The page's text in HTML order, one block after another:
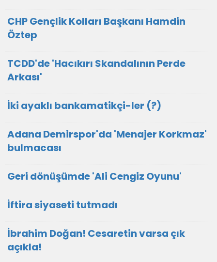
CHP Gençlik Kolları Başkanı Hamdin
Öztep
TCDD'de 'Hacıkırı Skandalının Perde
Arkası'
İki ayaklı bankamatikçi-ler (?)
Adana Demirspor'da 'Menajer Korkmaz'
bulmacası
Geri dönüşümde 'Ali Cengiz Oyunu'
İftira siyaseti tutmadı
İbrahim Doğan! Cesaretin varsa çık
açıkla!